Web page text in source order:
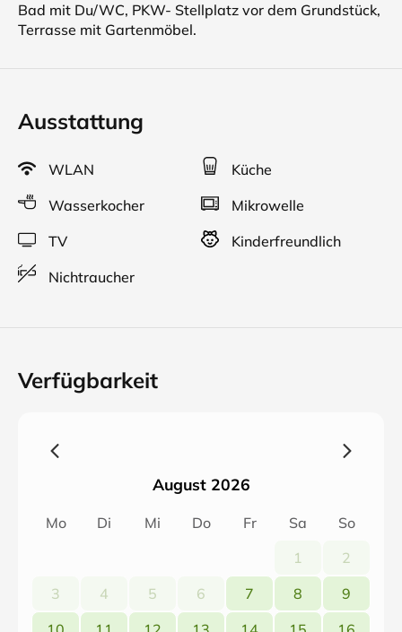
Bad mit Du/WC, PKW- Stellplatz vor dem Grundstück,
Terrasse mit Gartenmöbel.
Ausstattung
WLAN
Küche
Wasserkocher
Mikrowelle
TV
Kinderfreundlich
Nichtraucher
Verfügbarkeit
August 2026
Mo Di Mi Do Fr Sa
So
1
2
3
4 5 6 7 8
9